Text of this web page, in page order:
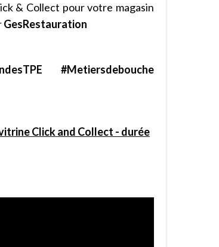
& Collect pour votre magasin
GesRestauration
#Metiersdebouche
Click and Collect - durée